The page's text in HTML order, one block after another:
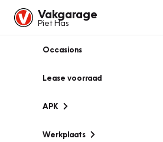
Vakgarage
Piet Has
Occasions
Lease voorraad
APK
Werkplaats